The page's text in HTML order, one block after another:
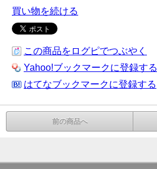
買い物を続ける
この商品をログピでつぶやく
Yahoo!ブックマークに登録する
はてなブックマークに登録する
前の商品へ